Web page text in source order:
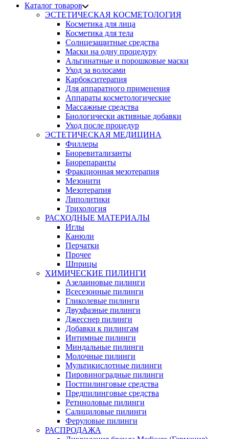
Каталог товаров
ЭСТЕТИЧЕСКАЯ КОСМЕТОЛОГИЯ
Косметика для лица
Косметика для тела
Солнцезащитные средства
Маски на одну процедуру
Альгинатные и порошковые маски
Уход за волосами
Карбокситерапия
Для аппаратного применения
Аппараты косметологические
Массажные средства
Биологически активные добавки
Уход после процедур
ЭСТЕТИЧЕСКАЯ МЕДИЦИНА
Филлеры
Биоревитализанты
Биорепаранты
Фракционная мезотерапия
Мезонити
Мезотерапия
Липолитики
Трихология
РАСХОДНЫЕ МАТЕРИАЛЫ
Иглы
Канюли
Перчатки
Прочее
Шприцы
ХИМИЧЕСКИЕ ПИЛИНГИ
Азелаиновые пилинги
Всесезонные пилинги
Гликолевые пилинги
Двухфазные пилинги
Джесснер пилинги
Добавки к пилингам
Интимные пилинги
Миндальные пилинги
Молочные пилинги
Мультикислотные пилинги
Пировиноградные пилинги
Постпилинговые средства
Предпилинговые средства
Ретиноловые пилинги
Салициловые пилинги
Феруловые пилинги
РАСПРОДАЖА